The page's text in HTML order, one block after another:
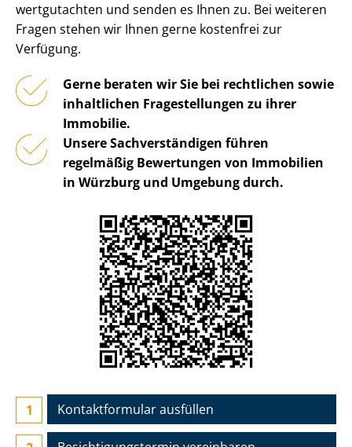
wert­gut­ach­ten und senden es Ihnen zu. Bei weiteren
Fragen stehen wir Ihnen gerne kostenfrei zur
Verfügung.
Gerne beraten wir Sie bei rechtlichen sowie
inhaltlichen Fragestellungen zu ihrer
Immobilie.
Unsere Sach­ver­stän­di­gen führen
regelmäßig Bewertungen von Immobilien
in Würzburg und Umgebung durch.
Kontaktformular ausfüllen